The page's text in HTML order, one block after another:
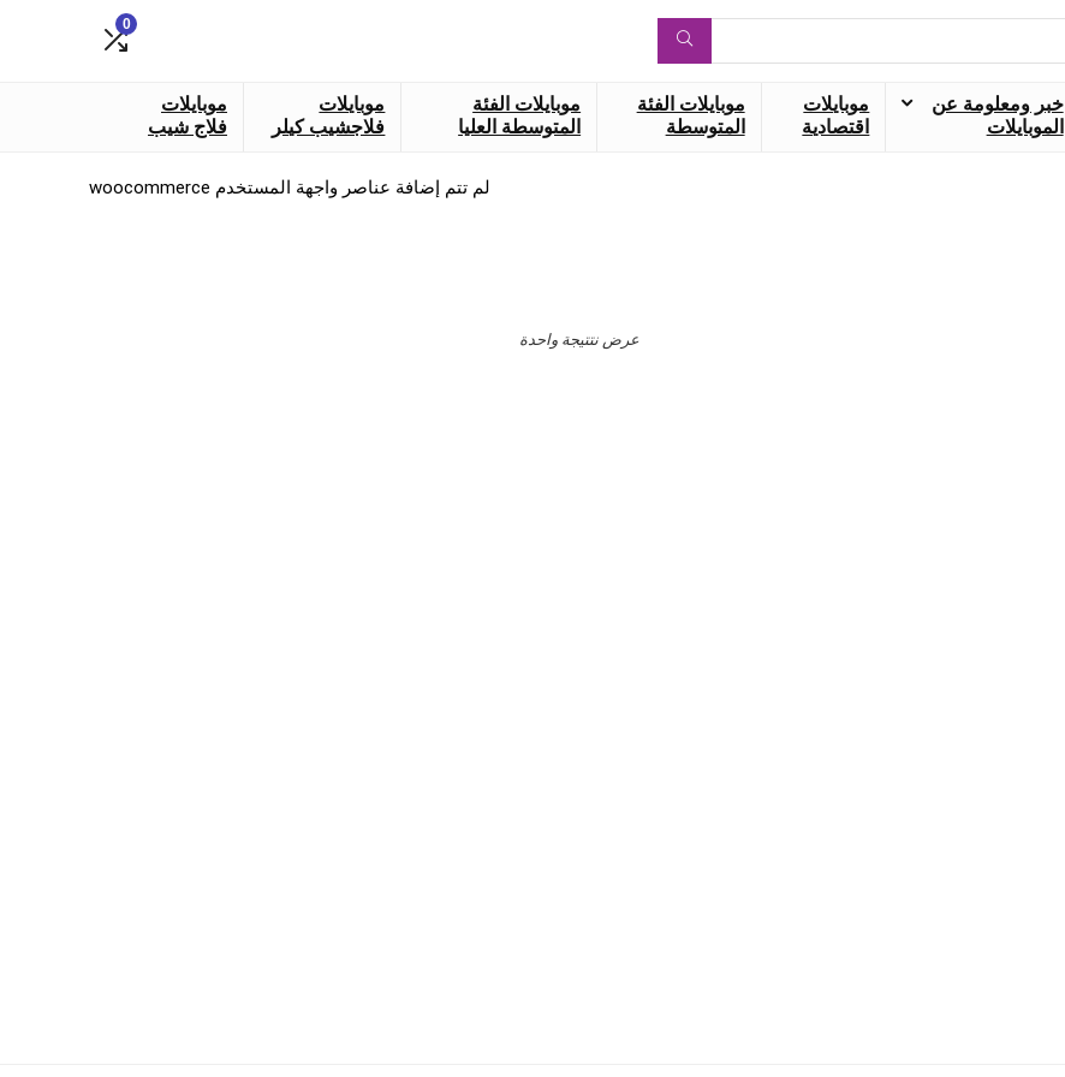
0
خبر ومعلومة عن
الموبايلات
موبايلات
اقتصادية
موبايلات الفئة
المتوسطة
موبايلات الفئة
المتوسطة العليا
موبايلات
فلاجشيب كيلر
موبايلات
فلاج شيب
عرض نتتيجة واحدة
لم تتم إضافة عناصر واجهة المستخدم woocommerce